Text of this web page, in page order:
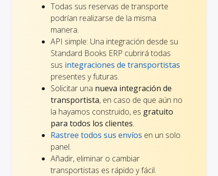
Todas sus reservas de transporte
podrían realizarse de la misma
manera.
API simple: Una integración desde su
Standard Books ERP cubrirá todas
sus integraciones de transportistas
presentes y futuras.
Solicitar una nueva integración de
transportista, en caso de que aún no
la hayamos construido, es gratuito
para todos los clientes.
Rastree todos sus envíos en un solo
panel.
Añadir, eliminar o cambiar
transportistas es rápido y fácil.